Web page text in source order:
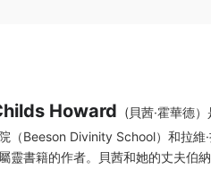
Howard (貝茜·霍華德
（Beeson Divinity School）和拉維
靈書籍的作者。貝茜和她的丈夫伯